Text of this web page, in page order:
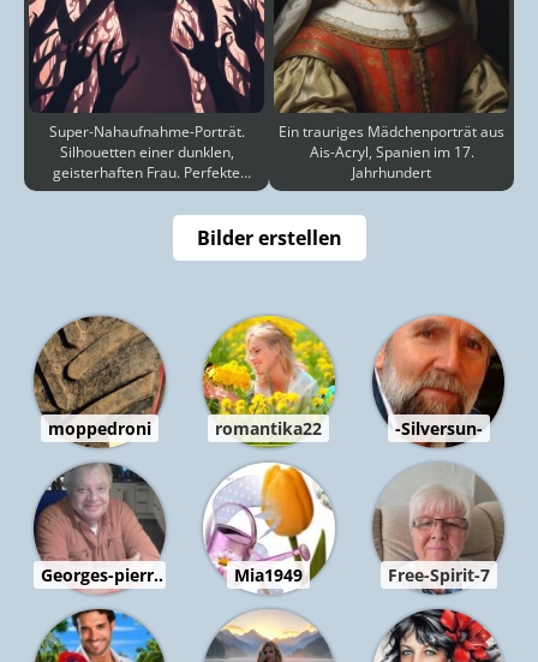
Super-Nahaufnahme-Porträt.
Silhouetten einer dunklen,
geisterhaften Frau. Perfekte
Hände, fangen die Essenz
Ein trauriges Mädchenporträt aus
Ais-Acryl, Spanien im 17.
Jahrhundert
Bilder erstellen
moppedroni romantika22 -Silversun-
Georges-pierr.. Mia1949 Free-Spirit-7